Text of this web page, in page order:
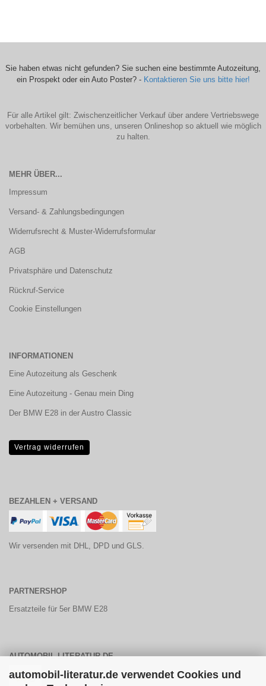
automobil-literatur.de verwendet Cookies und
Sie haben etwas nicht gefunden? Sie suchen eine bestimmte Autozeitung,
ein Prospekt oder ein Auto Poster? - Kontaktieren Sie uns bitte hier!
Für alle Artikel gilt: Zwischenzeitlicher Verkauf über andere Vertriebswege
vorbehalten. Wir bemühen uns, unseren Onlineshop so aktuell wie möglich
zu halten.
MEHR ÜBER...
Impressum
Versand- & Zahlungsbedingungen
Widerrufsrecht & Muster-Widerrufsformular
AGB
Privatsphäre und Datenschutz
Rückruf-Service
Cookie Einstellungen
INFORMATIONEN
Eine Autozeitung als Geschenk
Eine Autozeitung - Genau mein Ding
Der BMW E28 in der Austro Classic
Vertrag widerrufen
BEZAHLEN + VERSAND
Wir versenden mit DHL, DPD und GLS.
PARTNERSHOP
Ersatzteile für 5er BMW E28
AUTOMOBIL-LITERATUR.DE